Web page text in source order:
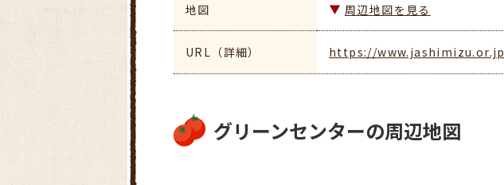
地図 周辺地図を見る
URL（詳細） https://www.jashimizu.or.jp
グリーンセンターの周辺地図